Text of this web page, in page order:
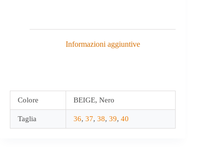
Informazioni aggiuntive
Colore BEIGE, Nero
Taglia 36, 37, 38, 39, 40